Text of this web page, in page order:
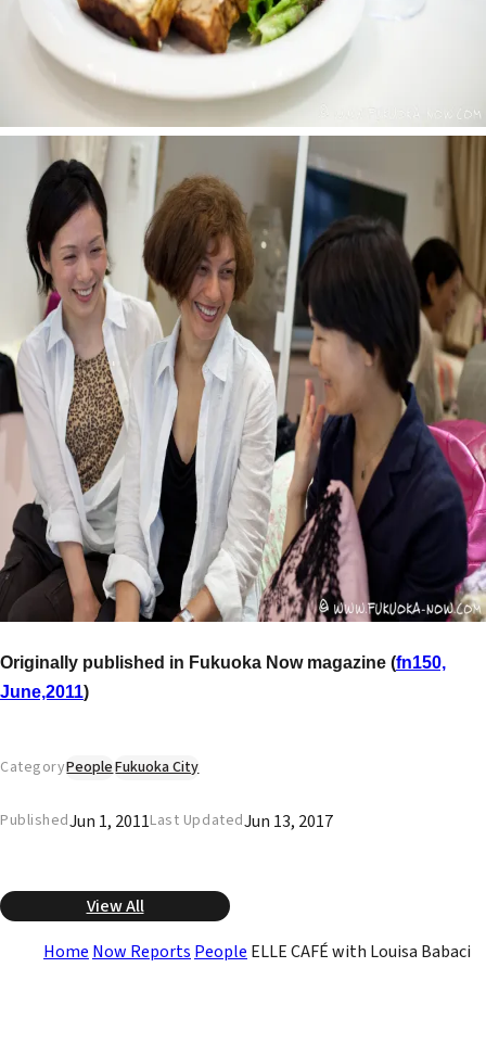
Originally published in Fukuoka Now magazine (fn150,
June,2011)
CategoryPeopleFukuoka City
PublishedJun 1, 2011Last UpdatedJun 13, 2017
View All
Home Now Reports People ELLE CAFÉ with Louisa Babaci